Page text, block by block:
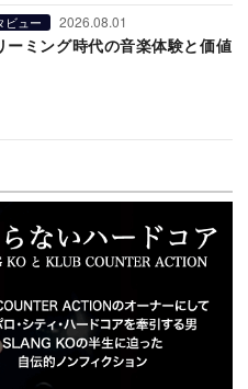
ビュー 2026.08.01
ーミング時代の音楽体験と価値